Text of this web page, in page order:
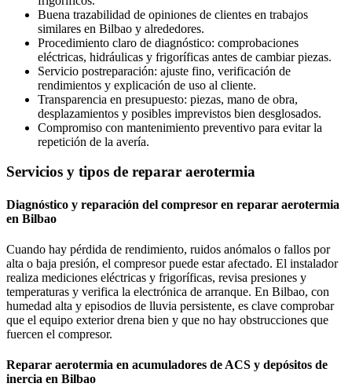
Buena trazabilidad de opiniones de clientes en trabajos
similares en Bilbao y alrededores.
Procedimiento claro de diagnóstico: comprobaciones
eléctricas, hidráulicas y frigoríficas antes de cambiar piezas.
Servicio postreparación: ajuste fino, verificación de
rendimientos y explicación de uso al cliente.
Transparencia en presupuesto: piezas, mano de obra,
desplazamientos y posibles imprevistos bien desglosados.
Compromiso con mantenimiento preventivo para evitar la
repetición de la avería.
Servicios y tipos de reparar aerotermia
Diagnóstico y reparación del compresor en reparar aerotermia
en Bilbao
Cuando hay pérdida de rendimiento, ruidos anómalos o fallos por
alta o baja presión, el compresor puede estar afectado. El instalador
realiza mediciones eléctricas y frigoríficas, revisa presiones y
temperaturas y verifica la electrónica de arranque. En Bilbao, con
humedad alta y episodios de lluvia persistente, es clave comprobar
que el equipo exterior drena bien y que no hay obstrucciones que
fuercen el compresor.
Reparar aerotermia en acumuladores de ACS y depósitos de
inercia en Bilbao